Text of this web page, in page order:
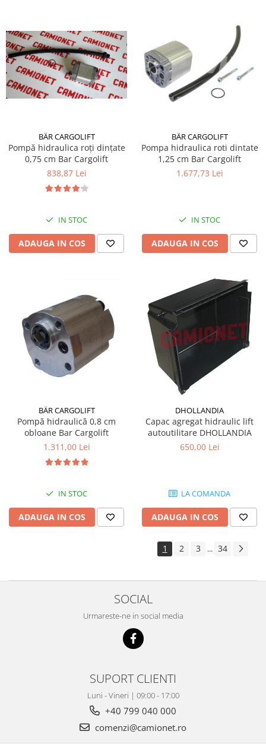
BÄR CARGOLIFT
Pompă hidraulica roți dințate
0,75 cm Bar Cargolift
838,87 Lei
IN STOC
ADAUGA IN COS
BÄR CARGOLIFT
Pompa hidraulica roti dintate
1,25 cm Bar Cargolift
1.677,73 Lei
IN STOC
ADAUGA IN COS
BÄR CARGOLIFT
Pompă hidraulică 0,8 cm
obloane Bar Cargolift
1.311,00 Lei
IN STOC
ADAUGA IN COS
DHOLLANDIA
Capac agregat hidraulic lift
autoutilitare DHOLLANDIA
650,00 Lei
LA COMANDA
ADAUGA IN COS
1 2 3 ... 34
SOCIAL
Urmareste-ne in social media
SUPORT CLIENTI
Luni - Vineri | 09:00 - 17:00
+40 799 040 000
comenzi@camionet.ro